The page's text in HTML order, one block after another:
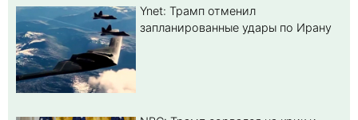
Ynet: Трамп отменил
запланированные удары по Ирану